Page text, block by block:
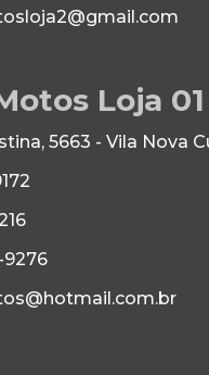
Loja 01
5663 - Vila Nova
9276